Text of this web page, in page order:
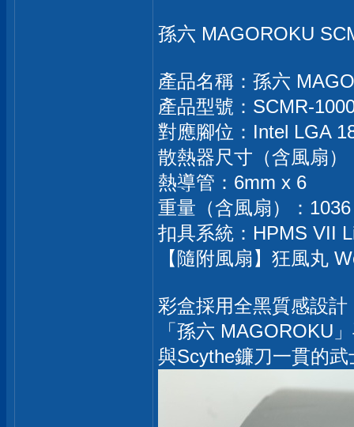
孫六 MAGOROKU
產品名稱：孫六
產品型號：SCMR-
對應腳位：Intel LGA
散熱器尺寸（含風扇
熱導管：6mm x 6
重量（含風扇）：
扣具系統：HPMS VII
【隨附風扇】狂風丸
彩盒採用全黑質感設
「孫六 MAGOROKU
與Scythe鐮刀一貫的